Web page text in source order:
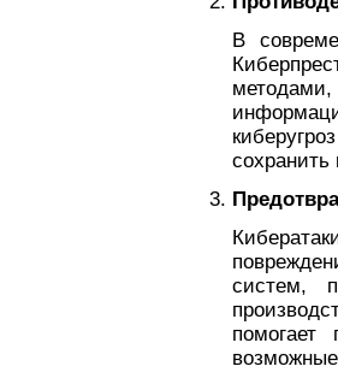
В
сохранить
систем,
помогает